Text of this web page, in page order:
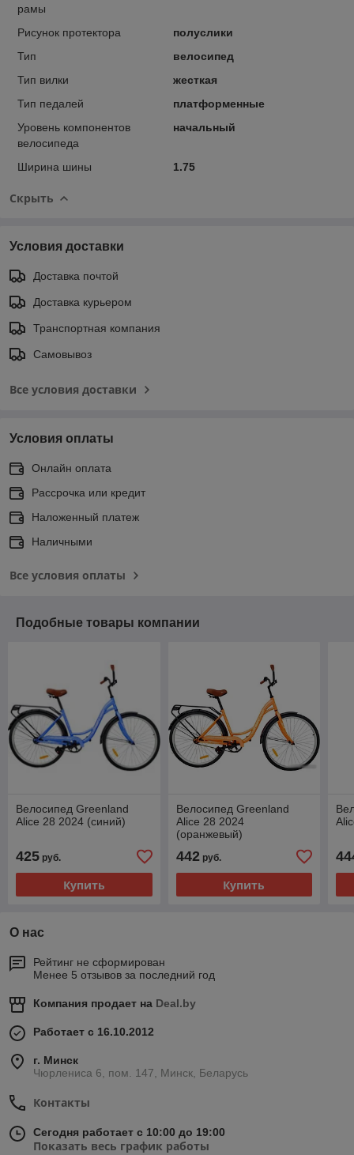
рамы
Рисунок протектора
полуслики
Тип
велосипед
Тип вилки
жесткая
Тип педалей
платформенные
Уровень компонентов
велосипеда
начальный
Ширина шины 1.75
Скрыть
Условия доставки
Доставка почтой
Доставка курьером
Транспортная компания
Самовывоз
Все условия доставки
Условия оплаты
Онлайн оплата
Рассрочка или кредит
Наложенный платеж
Наличными
Все условия оплаты
Подобные товары компании
Велосипед Greenland
Alice 28 2024 (синий)
425 руб.
Купить
Велосипед Greenland
Alice 28 2024
(оранжевый)
442руб.
Купить
О нас
Рейтинг не сформирован
Менее 5 отзывов за последний год
Компания продает на Deal.by
Работает с 16.10.2012
г. Минск
Чюрлениса 6, пом. 147, Минск, Беларусь
Контакты
Сегодня работает с 10:00 до 19:00
Показать весь график работы